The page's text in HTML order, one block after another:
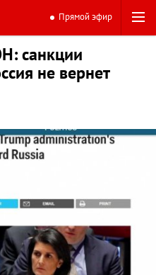
Прямой эфир
санкции
не вернет